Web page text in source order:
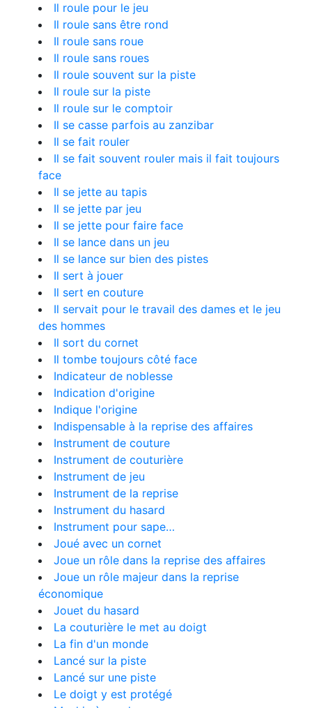
Il roule pour le jeu
Il roule sans être rond
Il roule sans roue
Il roule sans roues
Il roule souvent sur la piste
Il roule sur la piste
Il roule sur le comptoir
Il se casse parfois au zanzibar
Il se fait rouler
Il se fait souvent rouler mais il fait toujours
face
Il se jette au tapis
Il se jette par jeu
Il se jette pour faire face
Il se lance dans un jeu
Il se lance sur bien des pistes
Il sert à jouer
Il sert en couture
Il servait pour le travail des dames et le jeu
des hommes
Il sort du cornet
Il tombe toujours côté face
Indicateur de noblesse
Indication d'origine
Indique l'origine
Indispensable à la reprise des affaires
Instrument de couture
Instrument de couturière
Instrument de jeu
Instrument de la reprise
Instrument du hasard
Instrument pour sape…
Joué avec un cornet
Joue un rôle dans la reprise des affaires
Joue un rôle majeur dans la reprise
économique
Jouet du hasard
La couturière le met au doigt
La fin d'un monde
Lancé sur la piste
Lancé sur une piste
Le doigt y est protégé